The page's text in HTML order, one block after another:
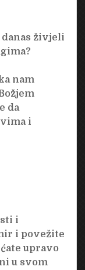
danas živjeli
nam
da
i
i
i povežite
upravo
u svom